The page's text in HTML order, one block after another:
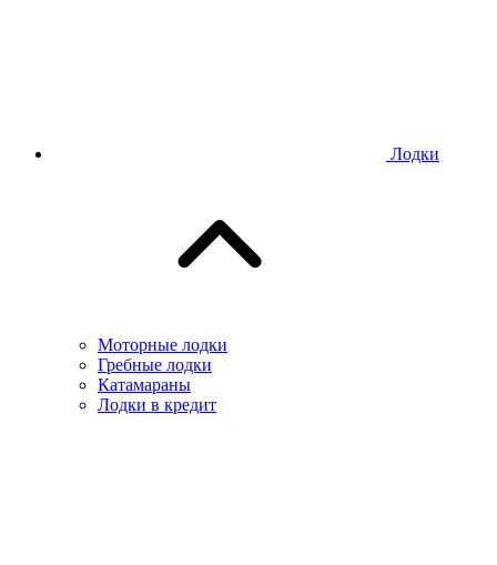
Лодки
Моторные лодки
Гребные лодки
Катамараны
Лодки в кредит